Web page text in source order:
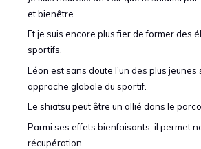
et bienêtre.
Et je suis encore plus fier de former des
sportifs.
Léon est sans doute l’un des plus
approche globale du sportif.
Le shiatsu peut être un allié dans le
Parmi ses effets bienfaisants, il permet
récupération.